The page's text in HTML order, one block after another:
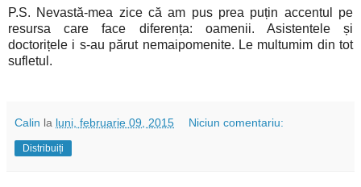
P.S. Nevastă-mea zice că am pus prea puțin accentul pe
resursa care face diferența: oamenii. Asistentele și
doctorițele i s-au părut nemaipomenite. Le multumim din tot
sufletul.
Calin la luni, februarie 09, 2015 Niciun comentariu:
Distribuiți